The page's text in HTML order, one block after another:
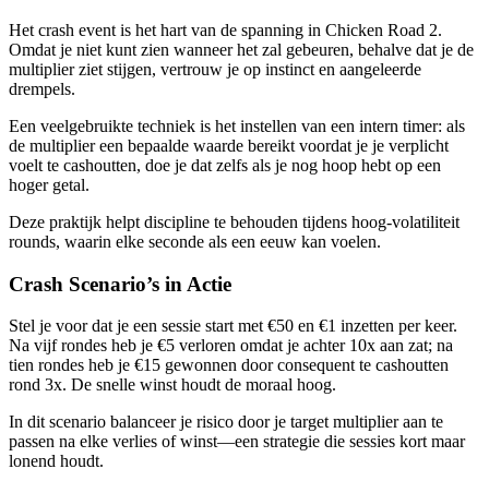
Het crash event is het hart van de spanning in Chicken Road 2.
Omdat je niet kunt zien wanneer het zal gebeuren, behalve dat je de
multiplier ziet stijgen, vertrouw je op instinct en aangeleerde
drempels.
Een veelgebruikte techniek is het instellen van een intern timer: als
de multiplier een bepaalde waarde bereikt voordat je je verplicht
voelt te cashoutten, doe je dat zelfs als je nog hoop hebt op een
hoger getal.
Deze praktijk helpt discipline te behouden tijdens hoog‑volatiliteit
rounds, waarin elke seconde als een eeuw kan voelen.
Crash Scenario’s in Actie
Stel je voor dat je een sessie start met €50 en €1 inzetten per keer.
Na vijf rondes heb je €5 verloren omdat je achter 10x aan zat; na
tien rondes heb je €15 gewonnen door consequent te cashoutten
rond 3x. De snelle winst houdt de moraal hoog.
In dit scenario balanceer je risico door je target multiplier aan te
passen na elke verlies of winst—een strategie die sessies kort maar
lonend houdt.